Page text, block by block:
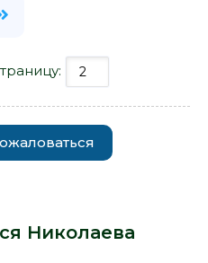
Николаева